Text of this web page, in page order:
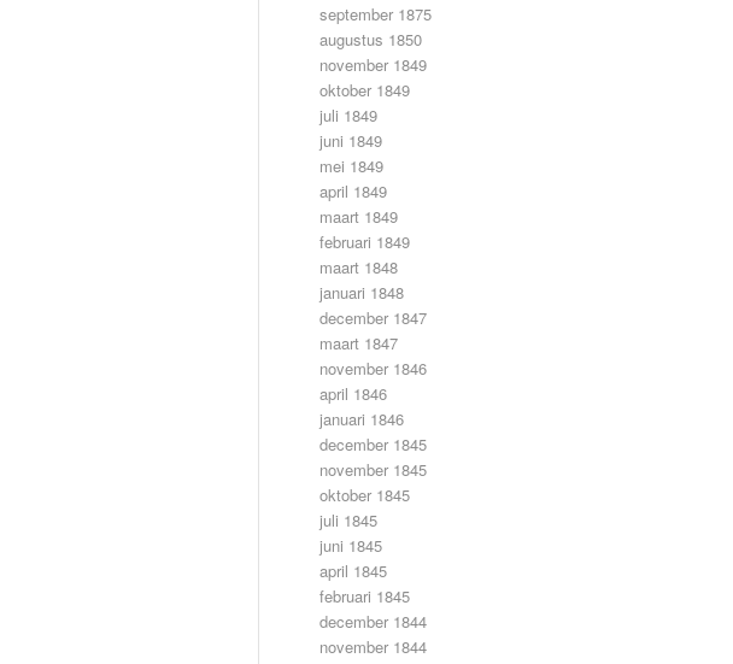
september 1875
augustus 1850
november 1849
oktober 1849
juli 1849
juni 1849
mei 1849
april 1849
maart 1849
februari 1849
maart 1848
januari 1848
december 1847
maart 1847
november 1846
april 1846
januari 1846
december 1845
november 1845
oktober 1845
juli 1845
juni 1845
april 1845
februari 1845
december 1844
november 1844